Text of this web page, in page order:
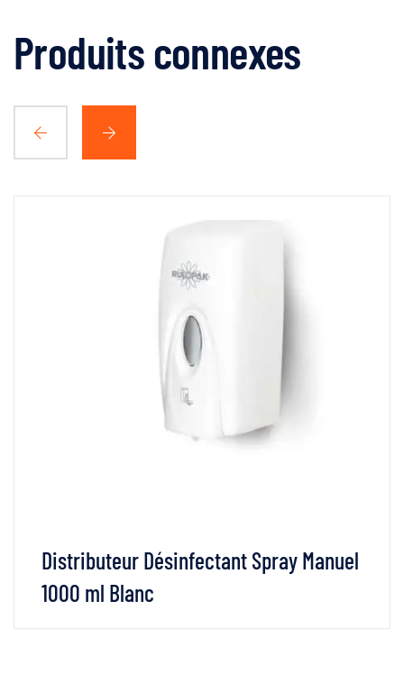
Produits connexes
Distributeur Désinfectant Spray Manuel
1000 ml Blanc